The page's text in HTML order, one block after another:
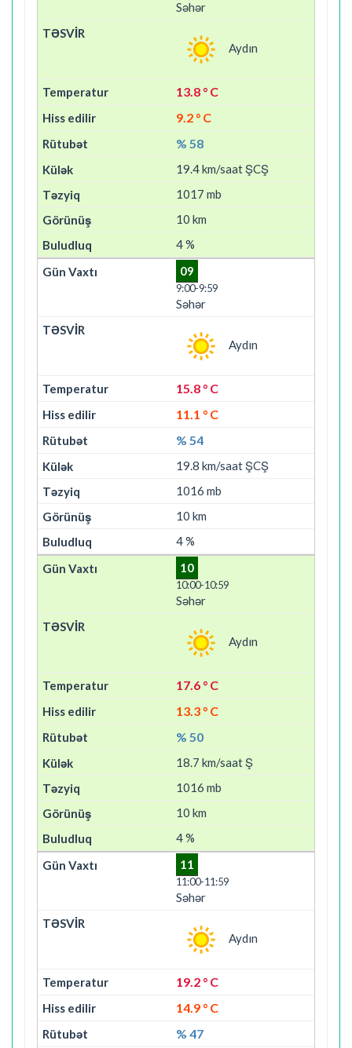
Səhər
Aydın
13.8 ° C
9.2 ° C
% 58
19.4 km/saat ŞCŞ
1017 mb
10 km
4 %
09
9:00-9:59
Səhər
Aydın
15.8 ° C
11.1 ° C
% 54
19.8 km/saat ŞCŞ
1016 mb
10 km
4 %
10
10:00-10:59
Səhər
Aydın
17.6 ° C
13.3 ° C
% 50
18.7 km/saat Ş
1016 mb
10 km
4 %
11
11:00-11:59
Səhər
Aydın
19.2 ° C
14.9 ° C
% 47